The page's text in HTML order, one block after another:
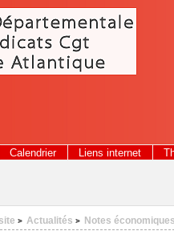
Calendrier Liens internet
> Actualités > Notes